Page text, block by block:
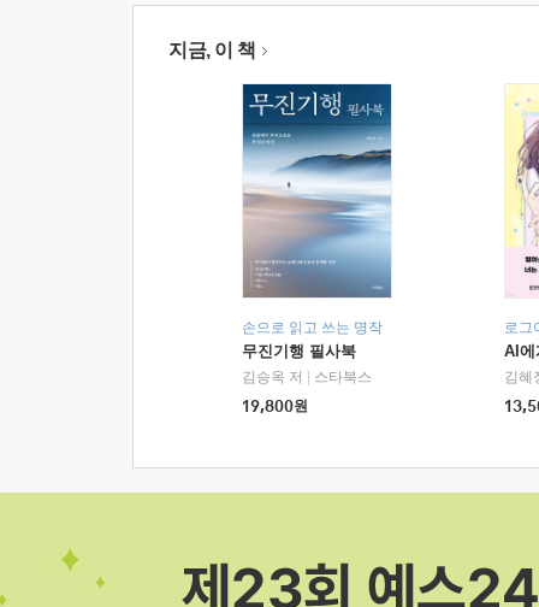
지금, 이 책
손으로 읽고 쓰는 명작
무진기행 필사북
김승옥 저
스타북스
19,800원
로그
AI에
김혜